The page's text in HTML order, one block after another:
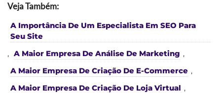
Veja Também:
A Importância De Um Especialista Em SEO Para
Seu Site
, A Maior Empresa De Análise De Marketing ,
A Maior Empresa De Criação De E-Commerce ,
A Maior Empresa De Criação De Loja Virtual ,